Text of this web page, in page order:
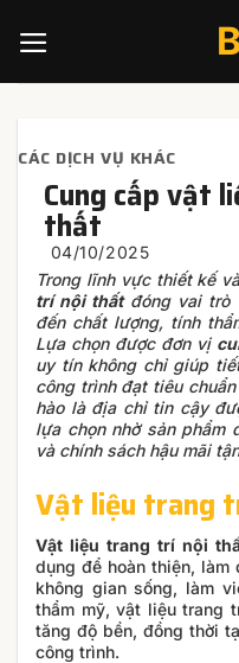
content
CÁC DỊCH VỤ KHÁC
Cung cấp vật
thất
Trong lĩnh vực thiết kế
trí nội thấtđóng vai trò
đến chất lượng, tính
Lựa chọn được đơn vị
uy tín không chỉ giúp
công trình đạt tiêu
hào là địa chỉ tin cậy
lựa chọn nhờ sản phẩm
và chính sách hậu mãi
Vật liệu trang
Vật liệu trang trí nội
dụng để hoàn thiện, làm
không gian sống, làm
thẩm mỹ, vật liệu trang
tăng độ bền, đồng thời
công trình.